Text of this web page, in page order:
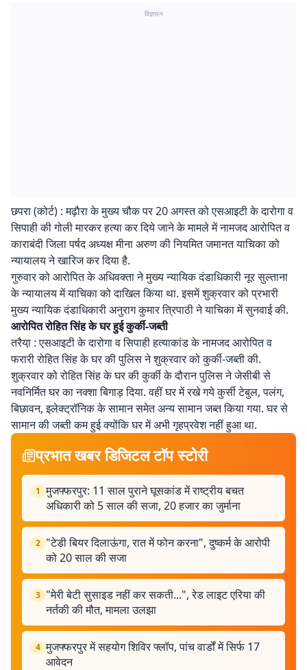
विज्ञापन
छपरा (कोर्ट) : मढ़ाैरा के मुख्य चौक पर 20 अगस्त को एसआइटी के दारोगा व
सिपाही की गोली मारकर हत्या कर दिये जाने के मामले में नामजद आरोपित व
काराबंदी जिला पर्षद अध्यक्ष मीना अरुण की नियमित जमानत याचिका को
न्यायालय ने खारिज कर दिया है.
गुरुवार को आरोपित के अधिवक्ता ने मुख्य न्यायिक दंडाधिकारी नूर सुल्ताना
के न्यायालय में याचिका को दाखिल किया था. इसमें शुक्रवार को प्रभारी
मुख्य न्यायिक दंडाधिकारी अनुराग कुमार त्रिपाठी ने याचिका में सुनवाई की.
आरोपित रोहित सिंह के घर हुई कुर्की-जब्ती
तरैया़ : एसआइटी के दारोगा व सिपाही हत्याकांड के नामजद आरोपित व
फरारी रोहित सिंह के घर की पुलिस ने शुक्रवार को कुर्की-जब्ती की.
शुक्रवार को रोहित सिंह के घर की कुर्की के दौरान पुलिस ने जेसीबी से
नवनिर्मित घर का नक्शा बिगाड़ दिया. वहीं घर में रखे गये कुर्सी टेबुल, पलंग,
बिछावन, इलेक्ट्रॉनिक के सामान समेत अन्य सामान जब्त किया गया. घर से
सामान की जब्ती कम हुई क्योंकि घर में अभी गृहप्रवेश नहीं हुआ था.
प्रभात खबर डिजिटल टॉप स्टोरी
1 मुजफ्फरपुर: 11 साल पुराने घूसकांड में राष्ट्रीय बचत
अधिकारी को 5 साल की सजा, 20 हजार का जुर्माना
2 "टेडी बियर दिलाऊंगा, रात में फोन करना", दुष्कर्म के आरोपी
को 20 साल की सजा
3 "मेरी बेटी सुसाइड नहीं कर सकती...", रेड लाइट एरिया की
नर्तकी की मौत, मामला उलझा
4 मुजफ्फरपुर में सहयोग शिविर फ्लॉप, पांच वार्डों में सिर्फ 17
आवेदन